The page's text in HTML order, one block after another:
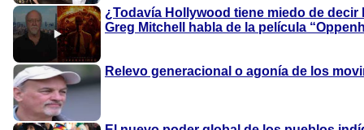
¿Todavía Hollywood tiene miedo de
Greg Mitchell habla de la película
Relevo generacional o agonía de los